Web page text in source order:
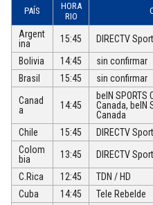
PAÍS
HORA
RIO
Argent
ina
15:45
DIRECTV
Bolivia
14:45
sin confirmar
Brasil
15:45
sin confirmar
Canad
a
14:45
beIN SPORTS
Canada, beIN
Canada
Chile
15:45
DIRECTV
Colom
bia
13:45
DIRECTV
C.Rica
12:45
TDN / HD
Cuba
14:45
Tele Rebelde